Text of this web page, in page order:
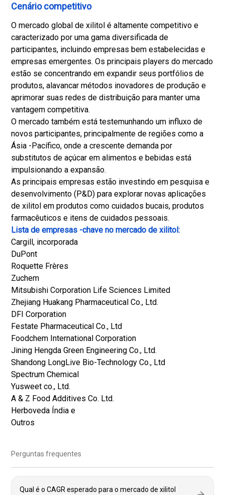
Cenário competitivo
O mercado global de xilitol é altamente competitivo e
caracterizado por uma gama diversificada de
participantes, incluindo empresas bem estabelecidas e
empresas emergentes. Os principais players do mercado
estão se concentrando em expandir seus portfólios de
produtos, alavancar métodos inovadores de produção e
aprimorar suas redes de distribuição para manter uma
vantagem competitiva.
O mercado também está testemunhando um influxo de
novos participantes, principalmente de regiões como a
Ásia -Pacífico, onde a crescente demanda por
substitutos de açúcar em alimentos e bebidas está
impulsionando a expansão.
As principais empresas estão investindo em pesquisa e
desenvolvimento (P&D) para explorar novas aplicações
de xilitol em produtos como cuidados bucais, produtos
farmacêuticos e itens de cuidados pessoais.
Lista de empresas -chave no mercado de xilitol:
Cargill, incorporada
DuPont
Roquette Frères
Zuchem
Mitsubishi Corporation Life Sciences Limited
Zhejiang Huakang Pharmaceutical Co., Ltd.
DFI Corporation
Festate Pharmaceutical Co., Ltd
Foodchem International Corporation
Jining Hengda Green Engineering Co., Ltd.
Shandong LongLive Bio-Technology Co., Ltd
Spectrum Chemical
Yusweet co., Ltd.
A & Z Food Additives Co. Ltd.
Herboveda Índia e
Outros
Perguntas frequentes
Qual é o CAGR esperado para o mercado de xilitol